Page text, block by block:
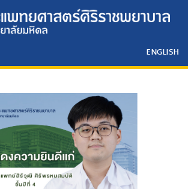
ENGLISH